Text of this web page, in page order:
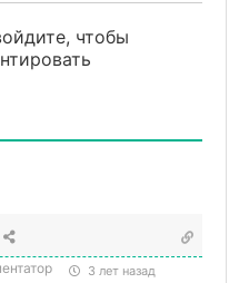
чтобы
3 лет назад